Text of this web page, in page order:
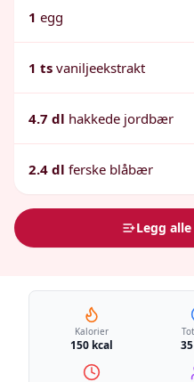
1 egg
1 ts vaniljeekstrakt
4.7 dl hakkede jordbær
2.4 dl ferske blåbær
Legg
Kalorier
150 kcal